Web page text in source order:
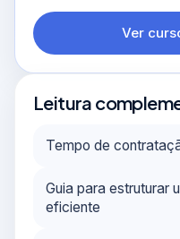
Ver
Leitura
Tempo de
Guia para estruturar
eficiente